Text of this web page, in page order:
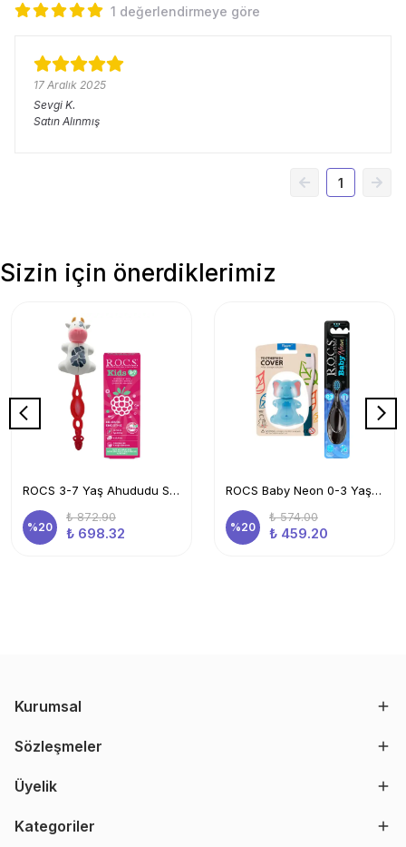
1 değerlendirmeye göre
17 Aralık 2025
Sevgi K.
Satın Alınmış
1
Sizin için önerdiklerimiz
ROCS 3-7 Yaş Ahududu Smoothie Ağız Bakım Seti-Kids Diş Mcn+Kids Diş Frc Kırmızı + İnek Sak. Kabı
%20
₺ 872.90
₺ 698.32
ROCS Baby Neon 0-3 Yaş Diş Fırçası Mavi Ve Flipper Hijyenik Saklama Kabı Seti -fil
%20
₺ 574.00
₺ 459.20
Kurumsal
Sözleşmeler
Üyelik
Kategoriler